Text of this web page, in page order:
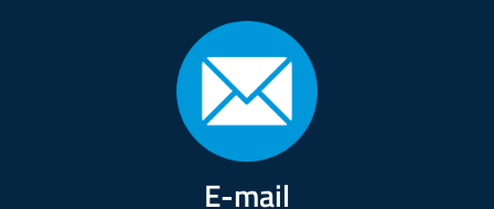
E-mail